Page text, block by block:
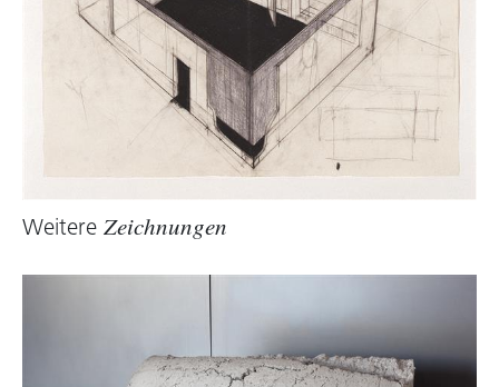
an die Kunstgemeinde, die durch ähnlich
simple Methoden Werke eher banalisiert
als politisch auflädt.
Christoph Meier gehört zu einer jüngeren
Generation von Bildhauern und Bildhauerinnen,
klassische Mittel der Komposition durch den
also weniger darum, einen genau entworfenen
Plan zu verfolgen, wie die Skulptur einmal
aussehen soll, sondern darum, gut zu
navigieren, Zufälle produktiv zu nutzen und im
Weitere Zeichnungen